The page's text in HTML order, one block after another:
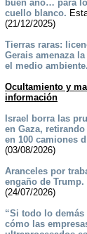
buen año… para
cuello blanco.
(21/12/2025)
Tierras raras:
Gerais amenaza
el medio ambiente.
Ocultamiento y
información
Israel borra las
en Gaza,
en 100 camiones
(03/08/2026)
Aranceles por
engaño de Trump.
(24/07/2026)
“Si todo lo demás
cómo las